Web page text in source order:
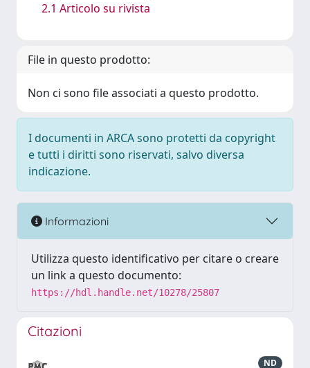
2.1 Articolo su rivista
File in questo prodotto:
Non ci sono file associati a questo prodotto.
I documenti in ARCA sono protetti da copyright
e tutti i diritti sono riservati, salvo diversa
indicazione.
Informazioni
Utilizza questo identificativo per citare o creare
un link a questo documento:
https://hdl.handle.net/10278/25807
Citazioni
ND